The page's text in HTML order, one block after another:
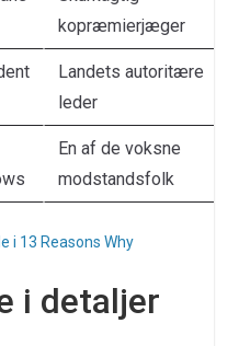
kopræmierjæger
Landets autoritære
leder
En af de voksne
modstandsfolk
i 13 Reasons Why
i detaljer